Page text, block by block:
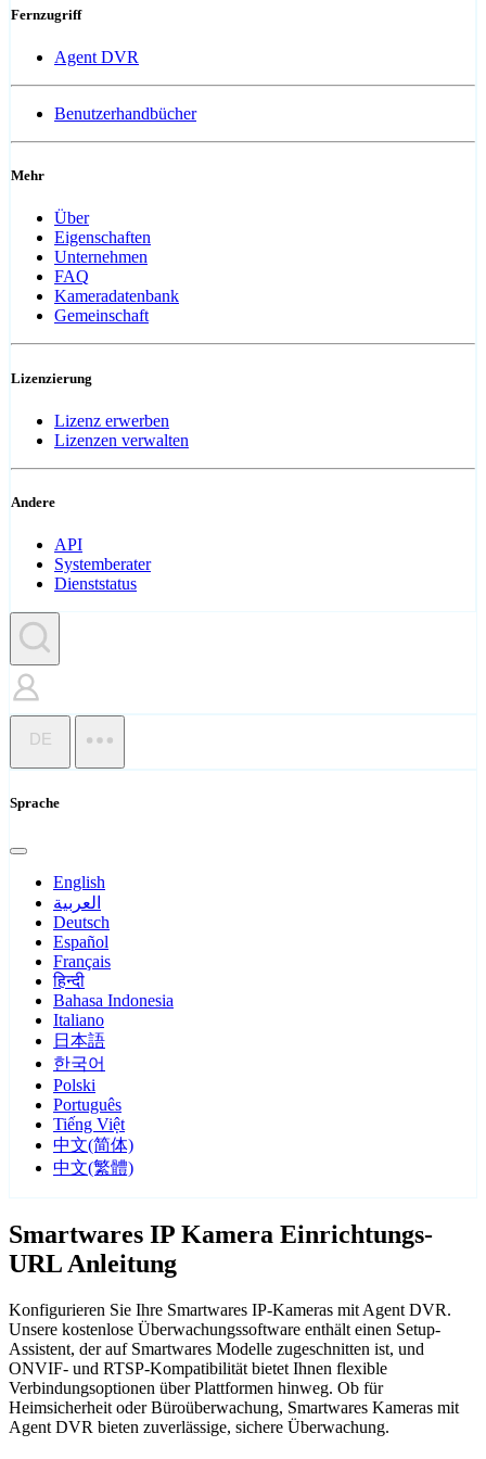
Fernzugriff
Agent DVR
Benutzerhandbücher
Mehr
Über
Eigenschaften
Unternehmen
FAQ
Kameradatenbank
Gemeinschaft
Lizenzierung
Lizenz erwerben
Lizenzen verwalten
Andere
API
Systemberater
Dienststatus
DE
Sprache
English
العربية
Deutsch
Español
Français
हिन्दी
Bahasa Indonesia
Italiano
日本語
한국어
Polski
Português
Tiếng Việt
中文(简体)
中文(繁體)
Smartwares IP Kamera Einrichtungs-
URL Anleitung
Konfigurieren Sie Ihre Smartwares IP-Kameras mit Agent DVR.
Unsere kostenlose Überwachungssoftware enthält einen Setup-
Assistent, der auf Smartwares Modelle zugeschnitten ist, und
ONVIF- und RTSP-Kompatibilität bietet Ihnen flexible
Verbindungsoptionen über Plattformen hinweg. Ob für
Heimsicherheit oder Büroüberwachung, Smartwares Kameras mit
Agent DVR bieten zuverlässige, sichere Überwachung.